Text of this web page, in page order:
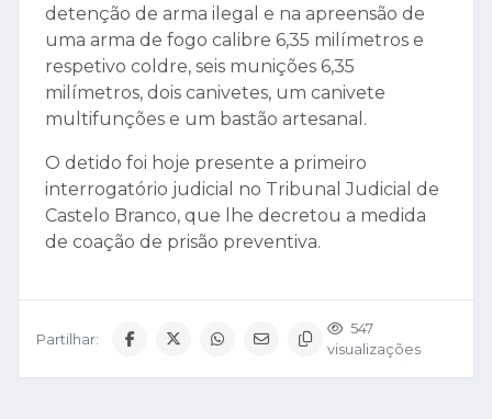
detenção de arma ilegal e na apreensão de
uma arma de fogo calibre 6,35 milímetros e
respetivo coldre, seis munições 6,35
milímetros, dois canivetes, um canivete
multifunções e um bastão artesanal.
O detido foi hoje presente a primeiro
interrogatório judicial no Tribunal Judicial de
Castelo Branco, que lhe decretou a medida
de coação de prisão preventiva.
Partilhar:
547
visualizações